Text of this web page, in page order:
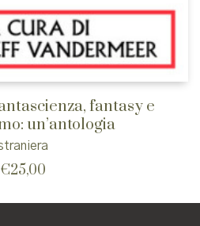
fantasy e
un’antologia
€25,00